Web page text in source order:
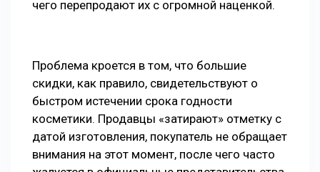
чего перепродают их с огромной наценкой.
Проблема кроется в том, что большие
скидки, как правило, свидетельствуют о
быстром истечении срока годности
косметики. Продавцы «затирают» отметку с
датой изготовления, покупатель не обращает
внимания на этот момент, после чего часто